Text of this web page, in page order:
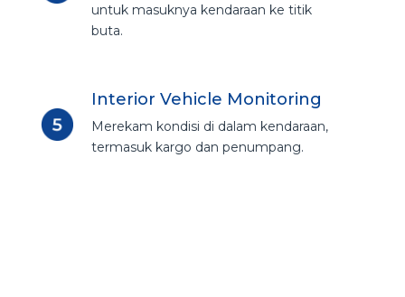
untuk masuknya kendaraan ke titik
buta.
Interior Vehicle Monitoring
Merekam kondisi di dalam kendaraan,
termasuk kargo dan penumpang.